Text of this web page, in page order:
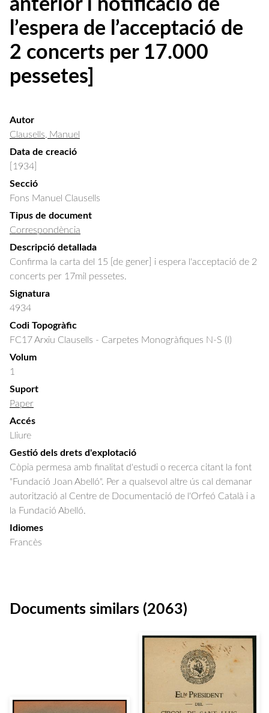
anterior i notificació de
l’espera de l’acceptació de
2 concerts per 17.000
pessetes]
Autor
Clausells, Manuel
Data de creació
[1934]
Secció
Fons Manuel Clausells
Tipus de document
Correspondència
Descripció detallada
Confirma la carta del 15 [de gener] i espera l'acceptació de 2
concerts per 17mil pessetes.
Signatura
4934
Codi Topogràfic
FC17 Arxiu Clausells - Carpetes Monogràfiques N-S (I)
Volum
1
Suport
Paper
Accés
Lliure
Gestió dels drets d'explotació
Còpia permesa amb finalitat d'estudi o recerca citant la font
"Fundació Joan Abelló". Per a qualsevol altre ús cal demanar
autorització al Centre de Documentació de l'Orfeó Català i a
la Fundació Abelló.
Idiomes
Francès
Documents similars (2063)